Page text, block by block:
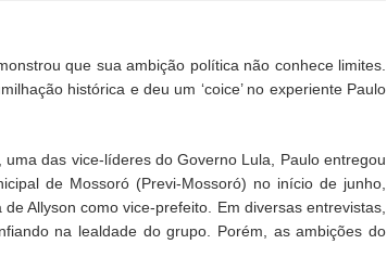
que sua ambição política não conhece limites.
histórica e deu um ‘coice’ no experiente Paulo
das vice-líderes do Governo Lula, Paulo entregou
de Mossoró (Previ-Mossoró) no início de junho,
Allyson como vice-prefeito. Em diversas entrevistas,
na lealdade do grupo. Porém, as ambições do